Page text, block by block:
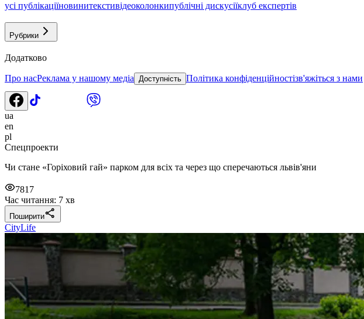
усі публікаціїновинитекстивідеоколонкипублічні дискусіїклуб експертів
Рубрики
Додатково
Про насРеклама у нашому медіа Доступність Політика конфіденційностізв'яжіться з нами
ua
en
pl
Спецпроекти
Чи стане «Горіховий гай» парком для всіх та через що сперечаються львів'яни
7817
Час читання: 7 хв
Поширити
CityLife